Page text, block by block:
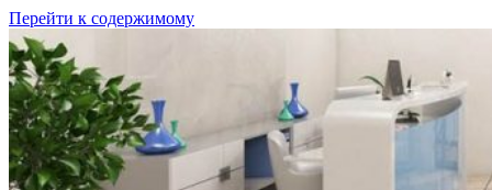
Перейти к содержимому